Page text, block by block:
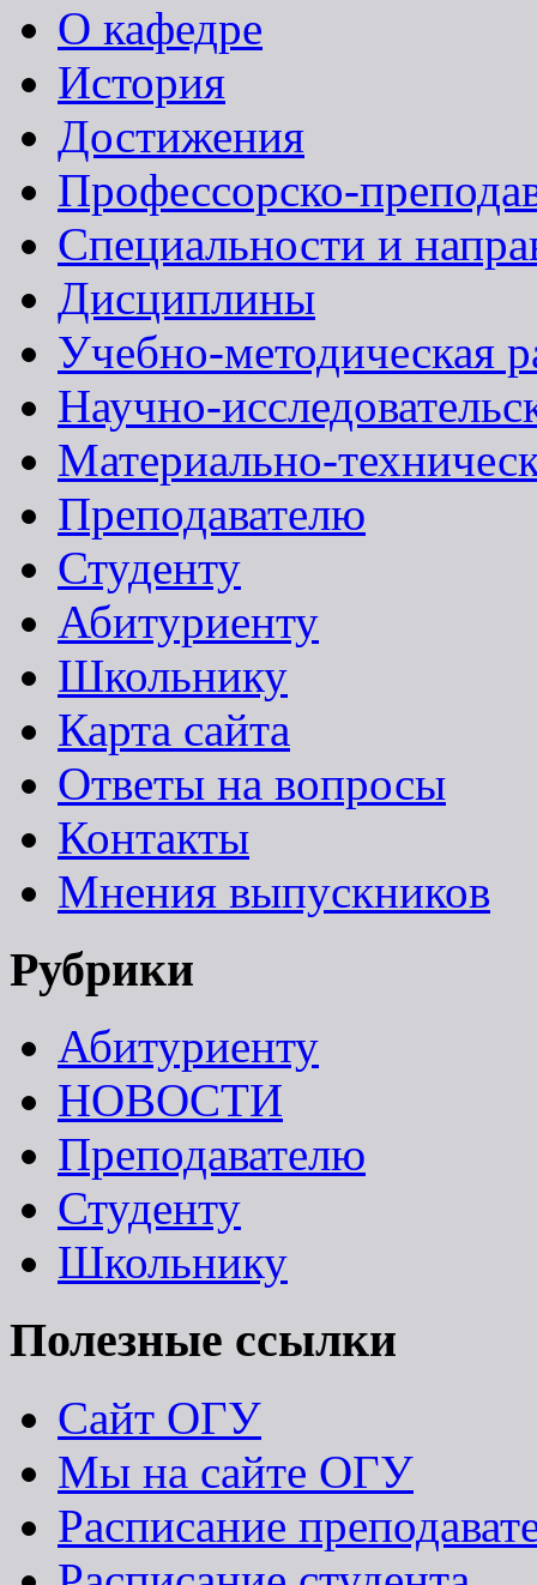
О кафедре
История
Достижения
Профессорско-
Специальности и
Дисциплины
Учебно-методическая
Научно-
Материально-
Преподавателю
Студенту
Абитуриенту
Школьнику
Карта сайта
Ответы на вопросы
Контакты
Мнения выпускников
Рубрики
Абитуриенту
НОВОСТИ
Преподавателю
Студенту
Школьнику
Полезные ссылки
Сайт ОГУ
Мы на сайте ОГУ
Расписание